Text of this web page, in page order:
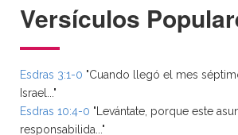
Versículos
Esdras 3:1-0 "Cuando llegó el mes
Israel..."
Esdras 10:4-0 "Levántate, porque este
responsabilida..."